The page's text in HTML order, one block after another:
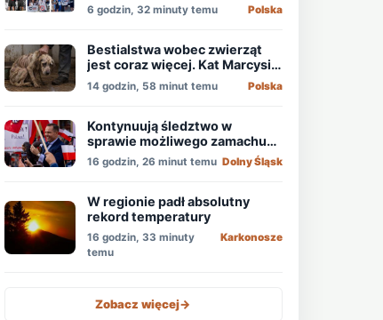
akcja pokazała o zdrowiu
mężczyzn?
6 godzin, 32 minuty temu Polska
Bestialstwa wobec zwierząt
jest coraz więcej. Kat Marcysia
usłyszał wyrok
14 godzin, 58 minut temu Polska
Kontynuują śledztwo w
sprawie możliwego zamachu
na obecnego prezydenta
Nawrockiego
16 godzin, 26 minut temu Dolny Śląsk
W regionie padł absolutny
rekord temperatury
16 godzin, 33 minuty
temu
Karkonosze
Zobacz więcej->